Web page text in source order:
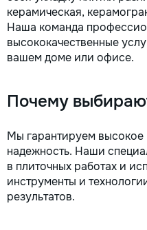
керамическая,
Наша команда
высококачественные
вашем доме или офисе.
Почему
Мы гарантируем высокое
надежность. Наши
в плиточных работах и
инструменты и
результатов.